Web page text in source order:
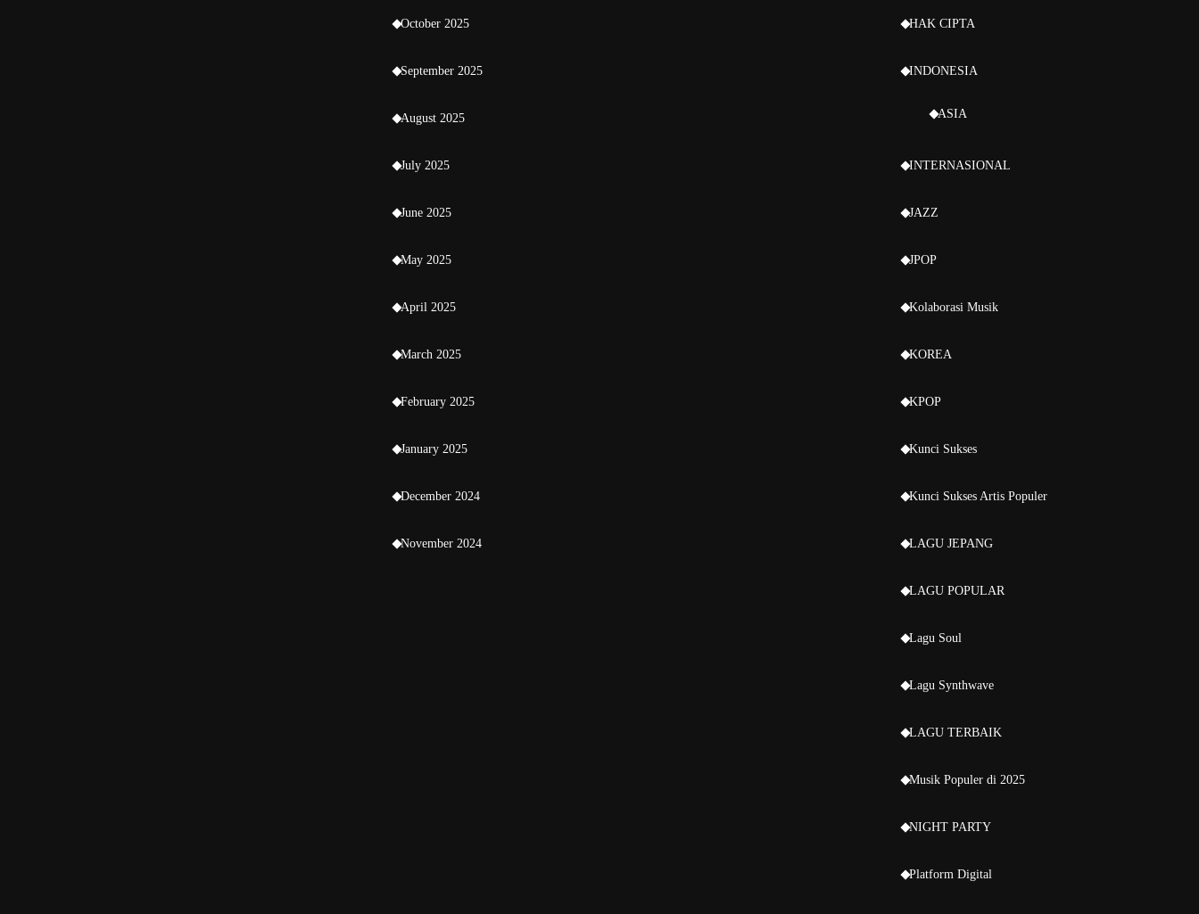
October 2025
September 2025
August 2025
July 2025
June 2025
May 2025
April 2025
March 2025
February 2025
January 2025
December 2024
November 2024
HAK CIPTA
INDONESIA
ASIA
INTERNASIONAL
JAZZ
JPOP
Kolaborasi Musik
KOREA
KPOP
Kunci Sukses
Kunci Sukses Artis Populer
LAGU JEPANG
LAGU POPULAR
Lagu Soul
Lagu Synthwave
LAGU TERBAIK
Musik Populer di 2025
NIGHT PARTY
Platform Digital